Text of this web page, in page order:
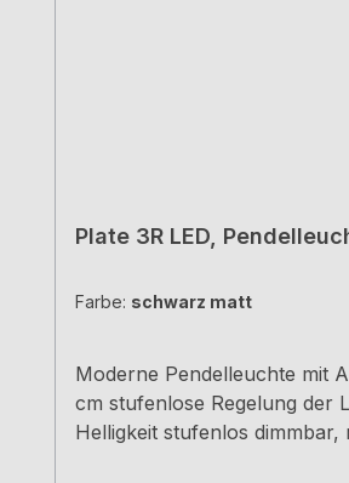
Farbe: schwarz matt
Moderne Pendelleuchte mit
cm stufenlose Regelung der
Helligkeit stufenlos